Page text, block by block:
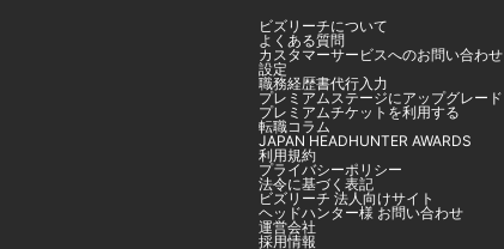
ビズリーチについて
よくある質問
カスタマーサービスへのお問い合わせ
設定
職務経歴書代行入力
プレミアムステージにアップグレード
プレミアムチケットを利用する
転職コラム
JAPAN HEADHUNTER AWARDS
利用規約
プライバシーポリシー
法令に基づく表記
ビズリーチ 法人向けサイト
ヘッドハンター様 お問い合わせ
運営会社
採用情報